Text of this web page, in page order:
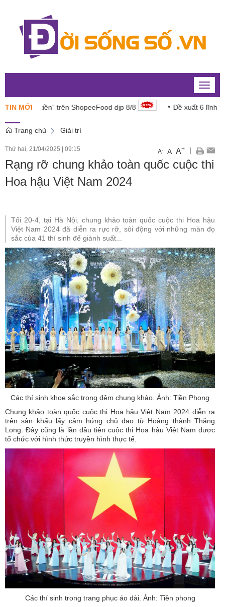
Toggle
TIN MỚI
trên ShopeeFood dịp 8/8 Đề xuất 6 lĩnh vực năng lực
Trang chủ Giải trí
Thứ hai, 21/04/2025 09:15 A- A A+ |
Rạng rỡ chung khảo toàn quốc cuộc thi
Hoa hậu Việt Nam 2024
Tối 20-4, tại Hà Nội, chung khảo toàn quốc cuộc thi Hoa hậu
Việt Nam 2024 đã diễn ra rực rỡ, sôi động với những màn đọ
sắc của 41 thí sinh để giành suất...
Các thí sinh khoe sắc trong đêm chung khảo. Ảnh: Tiền Phong
Chung khảo toàn quốc cuộc thi Hoa hậu Việt Nam 2024 diễn ra
trên sân khấu lấy cảm hứng chủ đạo từ Hoàng thành Thăng
Long. Đây cũng là lần đầu tiên cuộc thi Hoa hậu Việt Nam được
tổ chức với hình thức truyền hình thực tế.
Các thí sinh trong trang phục áo dài. Ảnh: Tiền phong